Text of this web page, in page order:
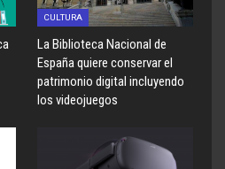
CULTURA
La Biblioteca Nacional de
España quiere conservar el
patrimonio digital incluyendo
los videojuegos